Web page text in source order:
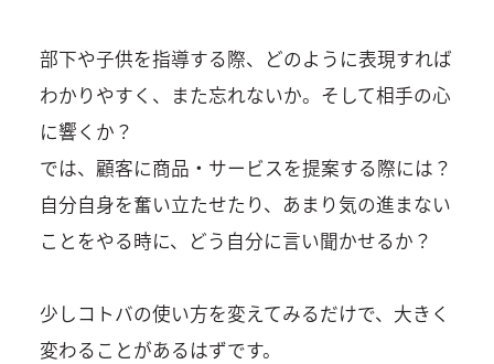
部下や子供を指導する際、どのように表現すれば
わかりやすく、また忘れないか。そして相手の心
に響くか？
では、顧客に商品・サービスを提案する際には？
自分自身を奮い立たせたり、あまり気の進まない
ことをやる時に、どう自分に言い聞かせるか？
少しコトバの使い方を変えてみるだけで、大きく
変わることがあるはずです。